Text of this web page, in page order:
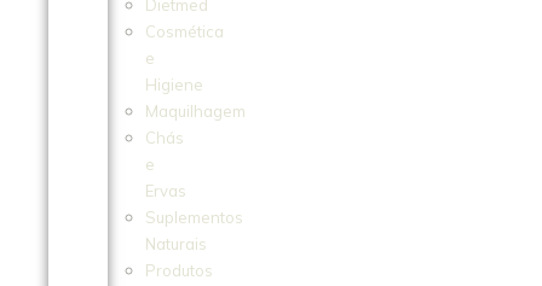
Dietmed
Cosmética
e
Higiene
Maquilhagem
Chás
e
Ervas
Suplementos
Naturais
Produtos